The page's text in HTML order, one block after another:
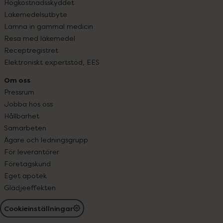
Högkostnadsskyddet
Läkemedelsutbyte
Lämna in gammal medicin
Resa med läkemedel
Receptregistret
Elektroniskt expertstöd, EES
Om oss
Pressrum
Jobba hos oss
Hållbarhet
Samarbeten
Ägare och ledningsgrupp
För leverantörer
Företagskund
Eget apotek
Glädjeeffekten
Cookieinställningar